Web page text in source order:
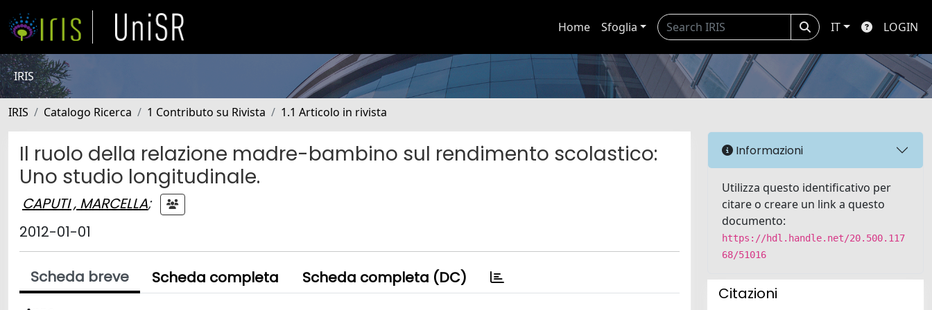
Home Sfoglia IT LOGIN
IRIS
IRIS Catalogo Ricerca 1 Contributo su Rivista 1.1 Articolo in rivista
Il ruolo della relazione madre-bambino sul rendimento scolastico:
Uno studio longitudinale.
CAPUTI , MARCELLA;
2012-01-01
Scheda breve Scheda completa Scheda completa (DC)
Informazioni
Utilizza questo identificativo per
citare o creare un link a questo
documento:
https://hdl.handle.net/20.500.117
68/51016
Citazioni